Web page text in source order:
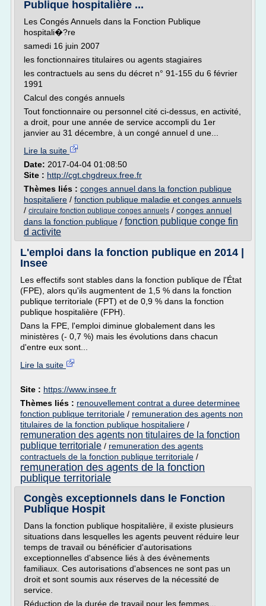
Publique hospitalière ...
Les Congés Annuels dans la Fonction Publique
hospitali�?re
samedi 16 juin 2007
les fonctionnaires titulaires ou agents stagiaires
les contractuels au sens du décret n° 91-155 du 6 février
1991
Calcul des congés annuels
Tout fonctionnaire ou personnel cité ci-dessus, en activité,
a droit, pour une année de service accompli du 1er
janvier au 31 décembre, à un congé annuel d une...
Lire la suite
Date: 2017-04-04 01:08:50
Site : http://cgt.chgdreux.free.fr
Thèmes liés : conges annuel dans la fonction publique
hospitaliere / fonction publique maladie et conges annuels
/ circulaire fonction publique conges annuels / conges annuel
dans la fonction publique / fonction publique conge fin
d activite
L'emploi dans la fonction publique en 2014 |
Insee
Les effectifs sont stables dans la fonction publique de l'État
(FPE), alors qu'ils augmentent de 1,5 % dans la fonction
publique territoriale (FPT) et de 0,9 % dans la fonction
publique hospitalière (FPH).
Dans la FPE, l'emploi diminue globalement dans les
ministères (- 0,7 %) mais les évolutions dans chacun
d'entre eux sont...
Lire la suite
Site : https://www.insee.fr
Thèmes liés : renouvellement contrat a duree determinee
fonction publique territoriale / remuneration des agents non
titulaires de la fonction publique hospitaliere /
remuneration des agents non titulaires de la fonction
publique territoriale / remuneration des agents
contractuels de la fonction publique territoriale /
remuneration des agents de la fonction
publique territoriale
Congès exceptionnels dans le Fonction
Publique Hospit
Dans la fonction publique hospitalière, il existe plusieurs
situations dans lesquelles les agents peuvent réduire leur
temps de travail ou bénéficier d'autorisations
exceptionnelles d'absence liés à des évènements
familiaux. Ces autorisations d'absences ne sont pas un
droit et sont soumis aux réserves de la nécessité de
service.
Réduction de la durée de travail pour les femmes...